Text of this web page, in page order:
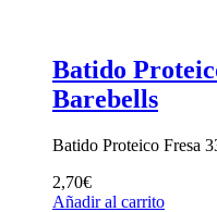
Batido
Barebells
Batido Proteico Fresa
2,70€
Añadir al carrito